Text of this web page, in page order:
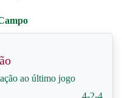
ao último jogo
4-2-4